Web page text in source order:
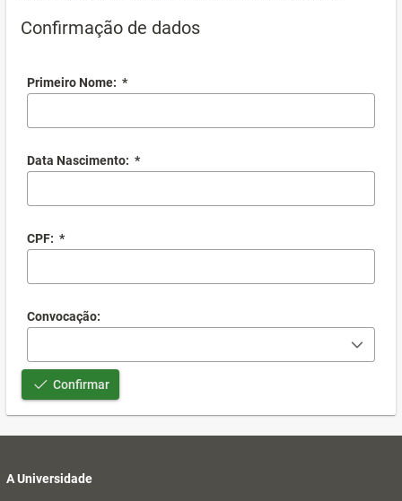
Confirmação de dados
Primeiro Nome: *
Data Nascimento: *
CPF: *
Convocação:
Confirmar
A Universidade